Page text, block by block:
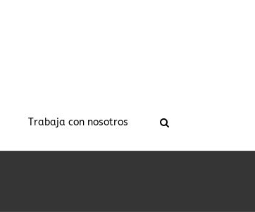
Trabaja con nosotros